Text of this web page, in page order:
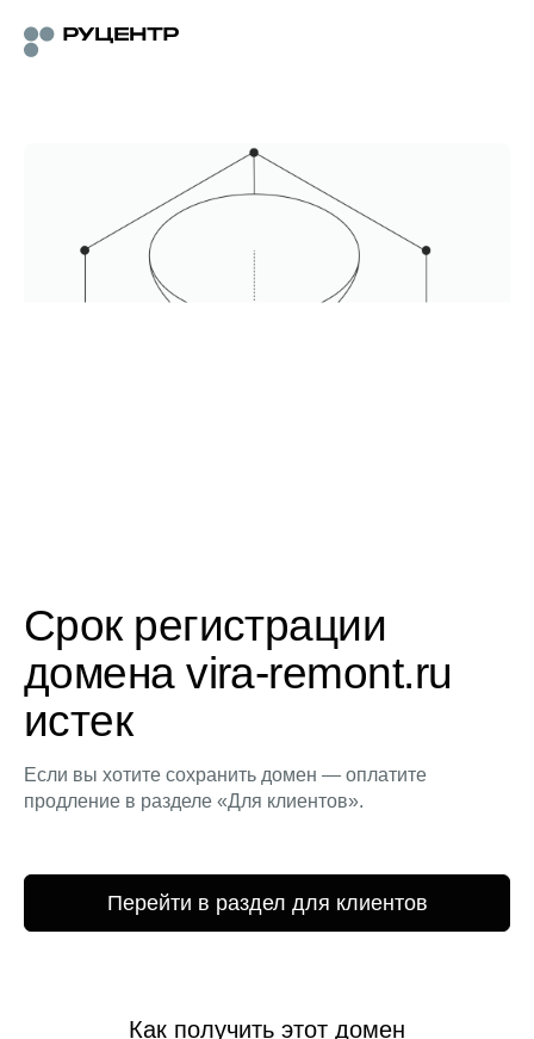
Срок регистрации
домена vira-remont.ru
истек
Если вы хотите сохранить домен — оплатите
продление в разделе «Для клиентов».
Перейти в раздел для клиентов
Как получить этот домен